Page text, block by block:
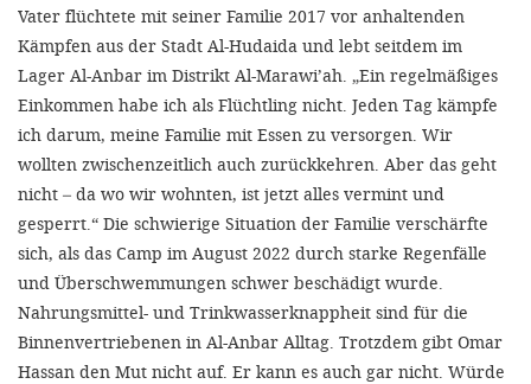
Vater flüchtete mit seiner Familie 2017 vor anhaltenden
Kämpfen aus der Stadt Al-­Hudaida und lebt seitdem im
Lager Al­-Anbar im Distrikt Al-Marawi’ah. „Ein regelmäßiges
Einkommen habe ich als Flüchtling nicht. Jeden Tag kämpfe
ich darum, meine Familie mit Essen zu versorgen. Wir
wollten zwischenzeitlich auch zurückkehren. Aber das geht
nicht – da wo wir wohnten, ist jetzt alles vermint und
gesperrt.“ Die schwierige Situation der Familie ver­schärfte
sich, als das Camp im Au­gust 2022 durch starke Regenfälle
und Überschwemmungen schwer beschädigt wurde.
Nahrungsmittel­- und Trinkwasserknappheit sind für die
Binnenvertriebenen in Al­-Anbar Alltag. Trotzdem gibt Omar
Hassan den Mut nicht auf. Er kann es auch gar nicht. Würde